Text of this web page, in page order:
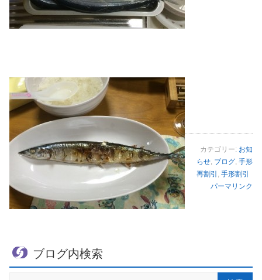
カテゴリー: お知
らせ, ブログ, 手形
再割引 , 手形割引
パーマリンク
ブログ内検索